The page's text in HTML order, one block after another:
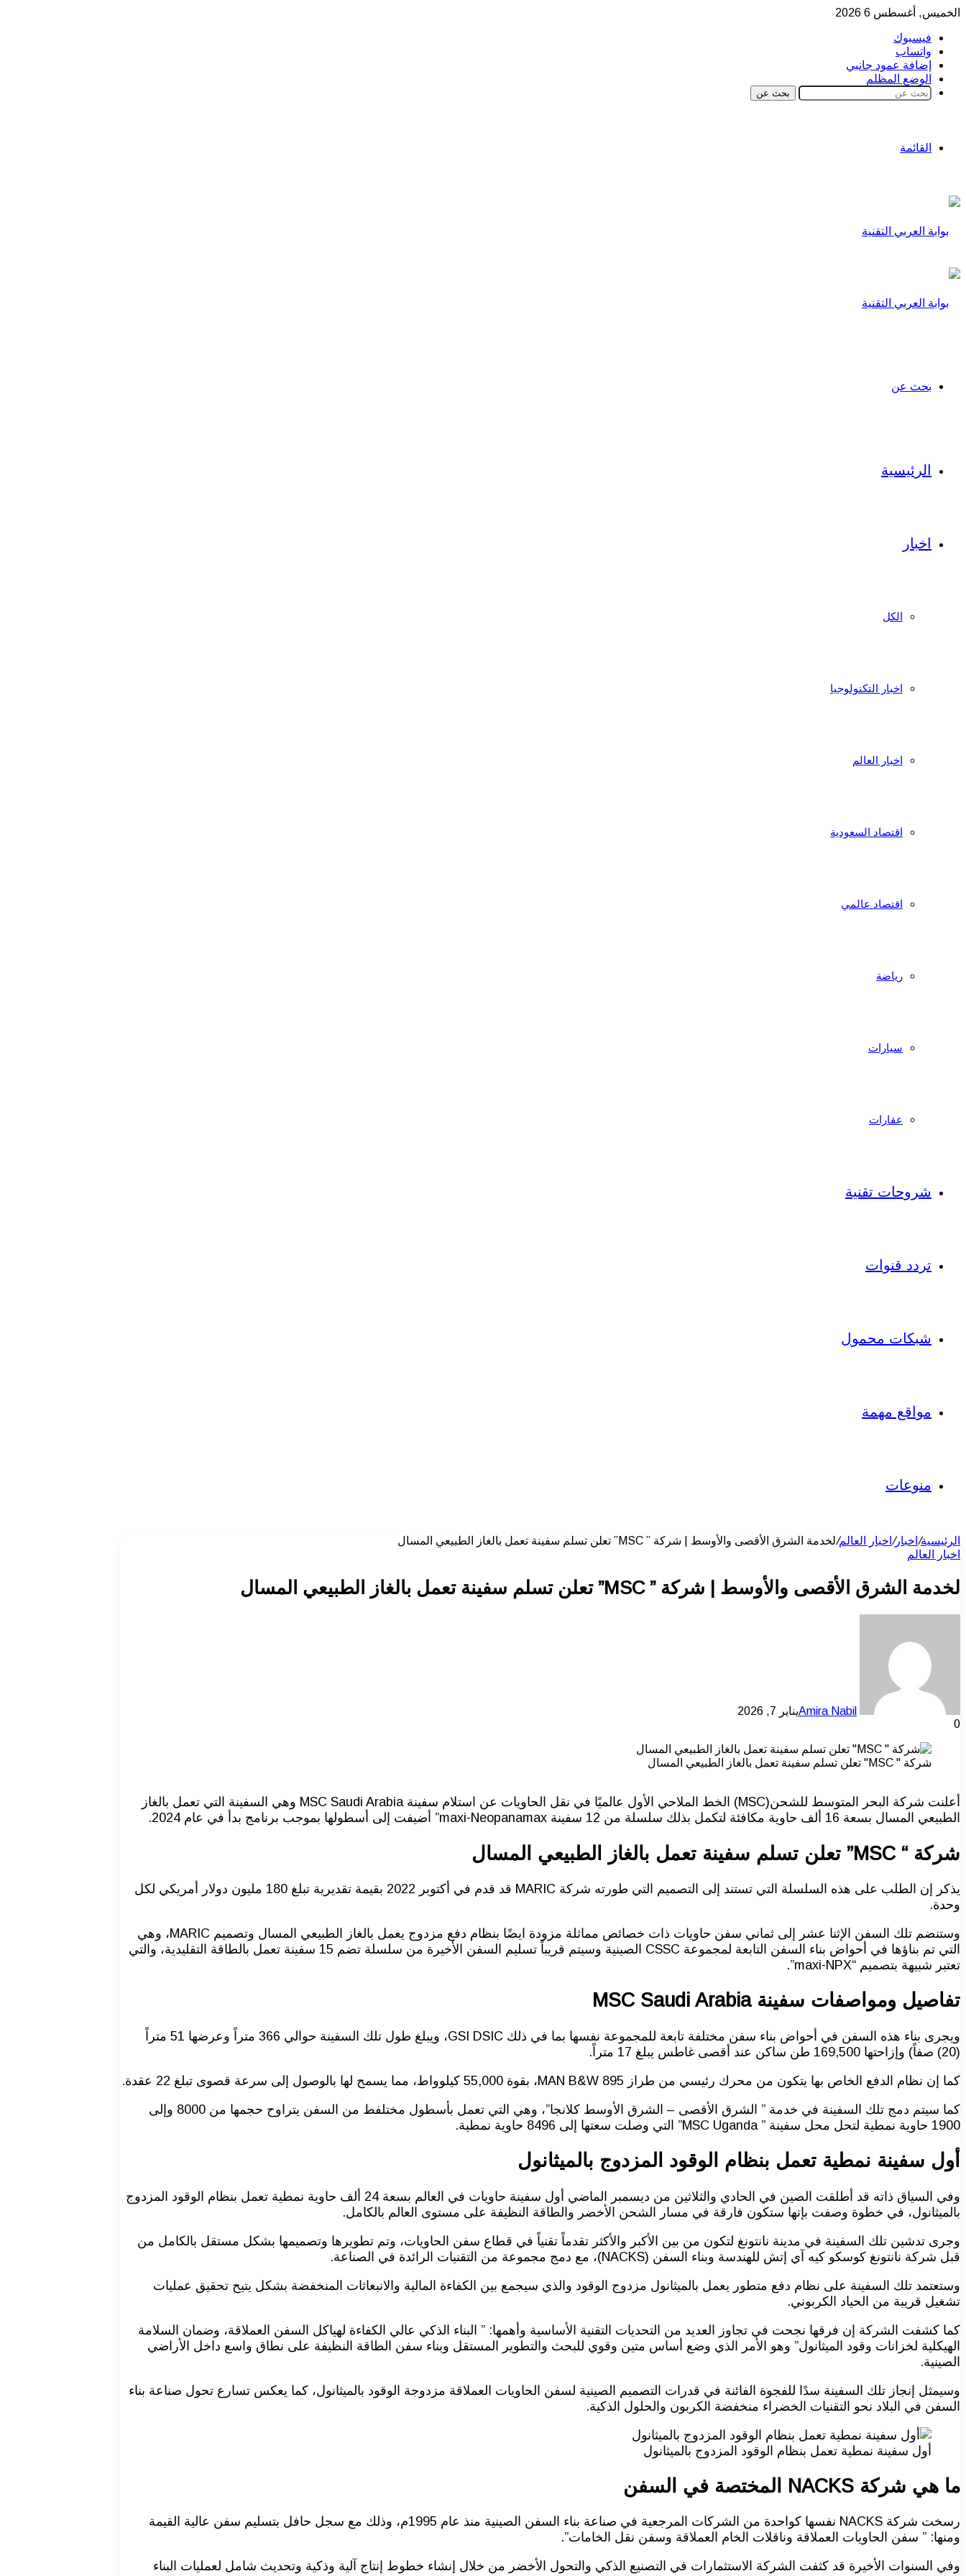
الخميس, أغسطس 6 2026
فيسبوك
واتساب
إضافة عمود جانبي
الوضع المظلم
بحث عن
القائمة
بحث عن
الرئيسية
اخبار
الكل
اخبار التكنولوجيا
اخبار العالم
اقتصاد السعودية
اقتصاد عالمي
رياضة
سيارات
عقارات
شروحات تقنية
تردد قنوات
شبكات محمول
مواقع مهمة
منوعات
الرئيسية/ اخبار/ اخبار العالم/لخدمة الشرق الأقصى والأوسط | شركة ” MSC” تعلن تسلم سفينة تعمل بالغاز الطبيعي المسال
اخبار العالم
لخدمة الشرق الأقصى والأوسط | شركة ” MSC” تعلن تسلم سفينة تعمل بالغاز الطبيعي المسال
Amira Nabilيناير 7, 2026
0
شركة " MSC" تعلن تسلم سفينة تعمل بالغاز الطبيعي المسال
أعلنت شركة البحر المتوسط للشحن(MSC) الخط الملاحي الأول عالميًا في نقل الحاويات عن استلام سفينة MSC Saudi Arabia وهي السفينة التي تعمل بالغاز
الطبيعي المسال بسعة 16 ألف حاوية مكافئة لتكمل بذلك سلسلة من 12 سفينة maxi-Neopanamax” أضيفت إلى أسطولها بموجب برنامج بدأ في عام 2024.
شركة “ MSC” تعلن تسلم سفينة تعمل بالغاز الطبيعي المسال
يذكر إن الطلب على هذه السلسلة التي تستند إلى التصميم التي طورته شركة MARIC قد قدم في أكتوبر 2022 بقيمة تقديرية تبلغ 180 مليون دولار أمريكي لكل
وحدة.
وستنضم تلك السفن الإثنا عشر إلى ثماني سفن حاويات ذات خصائص مماثلة مزودة ايضًا بنظام دفع مزدوج يعمل بالغاز الطبيعي المسال وتصميم MARIC، وهي
التي تم بناؤها في أحواض بناء السفن التابعة لمجموعة CSSC الصينية وسيتم قريباً تسليم السفن الأخيرة من سلسلة تضم 15 سفينة تعمل بالطاقة التقليدية، والتي
تعتبر شبيهة بتصميم “maxi-NPX”.
تفاصيل ومواصفات سفينةMSC Saudi Arabia
ويجرى بناء هذه السفن في أحواض بناء سفن مختلفة تابعة للمجموعة نفسها بما في ذلك GSI DSIC، ويبلغ طول تلك السفينة حوالي 366 متراً وعرضها 51 متراً
(20) صفاً) وإزاحتها 169,500 طن ساكن عند أقصى غاطس يبلغ 17 متراً.
كما إن نظام الدفع الخاص بها يتكون من محرك رئيسي من طراز MAN B&W 895، بقوة 55,000 كيلوواط، مما يسمح لها بالوصول إلى سرعة قصوى تبلغ 22 عقدة.
كما سيتم دمج تلك السفينة في خدمة ” الشرق الأقصى – الشرق الأوسط كلانجا”، وهي التي تعمل بأسطول مختلفط من السفن يتراوح حجمها من 8000 وإلى
1900 حاوية نمطية لتحل محل سفينة ” MSC Uganda” التي وصلت سعتها إلى 8496 حاوية نمطية.
أول سفينة نمطية تعمل بنظام الوقود المزدوج بالميثانول
وفي السياق ذاته قد أطلقت الصين في الحادي والثلاثين من ديسمبر الماضي أول سفينة حاويات في العالم بسعة 24 ألف حاوية نمطية تعمل بنظام الوقود المزدوج
بالميثانول، في خطوة وصفت بإنها ستكون فارقة في مسار الشحن الأخضر والطاقة النظيفة على مستوى العالم بالكامل.
وجرى تدشين تلك السفينة في مدينة نانتونغ لتكون من بين الأكبر والأكثر تقدماً تقنياً في قطاع سفن الحاويات، وتم تطويرها وتصميمها بشكل مستقل بالكامل من
قبل شركة نانتونغ كوسكو كيه آي إتش للهندسة وبناء السفن (NACKS)، مع دمج مجموعة من التقنيات الرائدة في الصناعة.
وستعتمد تلك السفينة على نظام دفع متطور يعمل بالميثانول مزدوج الوقود والذي سيجمع بين الكفاءة المالية والانبعاثات المنخفضة بشكل يتيح تحقيق عمليات
تشغيل قريبة من الحياد الكربوني.
كما كشفت الشركة إن فرقها نجحت في تجاوز العديد من التحديات التقنية الأساسية وأهمها: ” البناء الذكي عالي الكفاءة لهياكل السفن العملاقة، وضمان السلامة
الهيكلية لخزانات وقود الميثانول” وهو الأمر الذي وضع أساس متين وقوي للبحث والتطوير المستقل وبناء سفن الطاقة النظيفة على نطاق واسع داخل الأراضي
الصينية.
وسيمثل إنجاز تلك السفينة سدًا للفجوة الفائنة في قدرات التصميم الصينية لسفن الحاويات العملاقة مزدوجة الوقود بالميثانول، كما يعكس تسارع تحول صناعة بناء
السفن في البلاد نحو التقنيات الخضراء منخفضة الكربون والحلول الذكية.
أول سفينة نمطية تعمل بنظام الوقود المزدوج بالميثانول
ما هي شركة NACKS المختصة في السفن
رسخت شركة NACKS نفسها كواحدة من الشركات المرجعية في صناعة بناء السفن الصينية منذ عام 1995م، وذلك مع سجل حافل بتسليم سفن عالية القيمة
ومنها: ” سفن الحاويات العملاقة وناقلات الخام العملاقة وسفن نقل الخامات”.
وفي السنوات الأخيرة قد كثفت الشركة الاستثمارات في التصنيع الذكي والتحول الأخضر من خلال إنشاء خطوط إنتاج آلية وذكية وتحديث شامل لعمليات البناء